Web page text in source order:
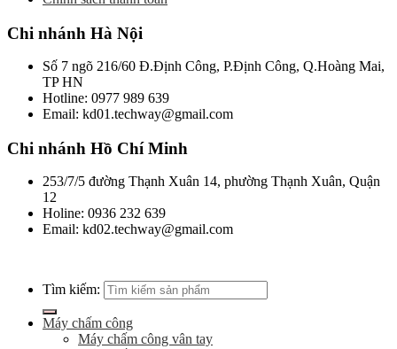
Chi nhánh Hà Nội
Số 7 ngõ 216/60 Đ.Định Công, P.Định Công, Q.Hoàng Mai,
TP HN
Hotline: 0977 989 639
Email: kd01.techway@gmail.com
Chi nhánh Hồ Chí Minh
253/7/5 đường Thạnh Xuân 14, phường Thạnh Xuân, Quận
12
Holine: 0936 232 639
Email: kd02.techway@gmail.com
Tìm kiếm:
Máy chấm công
Máy chấm công vân tay